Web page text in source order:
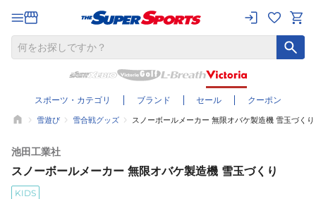
スポーツ・カテゴリ ブランド セール クーポン
雪遊び 雪合戦グッズ スノーボールメーカー 無限オバケ製造機 雪玉づくり
池田工業社
スノーボールメーカー 無限オバケ製造機 雪玉づくり
KIDS